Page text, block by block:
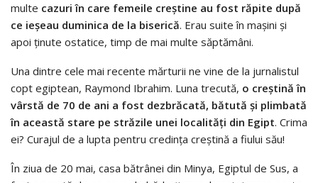
multe cazuri în care femeile creștine au fost răpite după
ce ieșeau duminica de la biserică. Erau suite în mașini și
apoi ținute ostatice, timp de mai multe săptămâni.
Una dintre cele mai recente mărturii ne vine de la jurnalistul
copt egiptean, Raymond Ibrahim. Luna trecută, o creștină în
vârstă de 70 de ani a fost dezbrăcată, bătută și plimbată
în această stare pe străzile unei localităţi din Egipt. Crima
ei? Curajul de a lupta pentru credinţa creştină a fiului său!
În ziua de 20 mai, casa bătrânei din Minya, Egiptul de Sus, a